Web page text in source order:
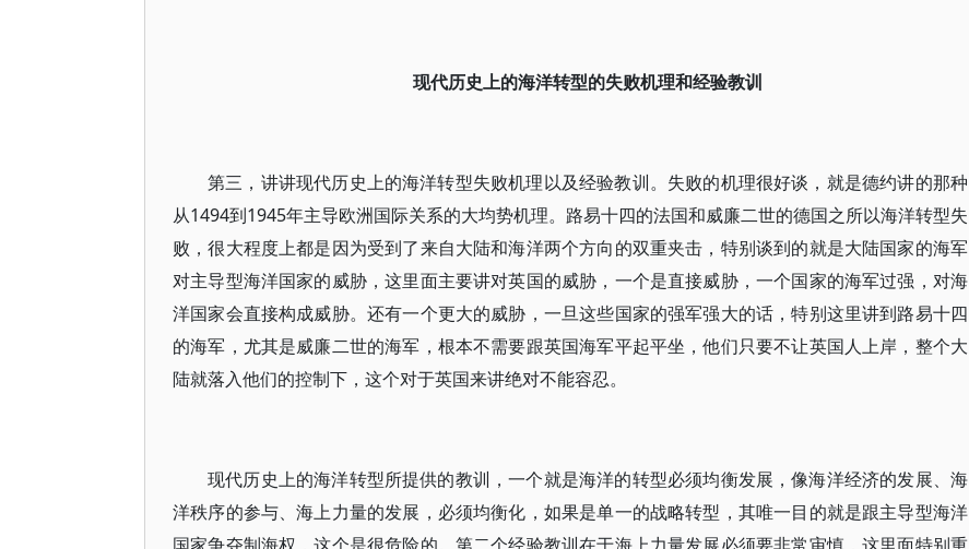
现代历史上的海洋转型的失败机理和经验教训
第三，讲讲现代历史上的海洋转型失败机理以及经验教训。失败的机理很好谈，就是德约讲的那种
从1494到1945年主导欧洲国际关系的大均势机理。路易十四的法国和威廉二世的德国之所以海洋转型失
败，很大程度上都是因为受到了来自大陆和海洋两个方向的双重夹击，特别谈到的就是大陆国家的海军
对主导型海洋国家的威胁，这里面主要讲对英国的威胁，一个是直接威胁，一个国家的海军过强，对海
洋国家会直接构成威胁。还有一个更大的威胁，一旦这些国家的强军强大的话，特别这里讲到路易十四
的海军，尤其是威廉二世的海军，根本不需要跟英国海军平起平坐，他们只要不让英国人上岸，整个大
陆就落入他们的控制下，这个对于英国来讲绝对不能容忍。
现代历史上的海洋转型所提供的教训，一个就是海洋的转型必须均衡发展，像海洋经济的发展、海
洋秩序的参与、海上力量的发展，必须均衡化，如果是单一的战略转型，其唯一目的就是跟主导型海洋